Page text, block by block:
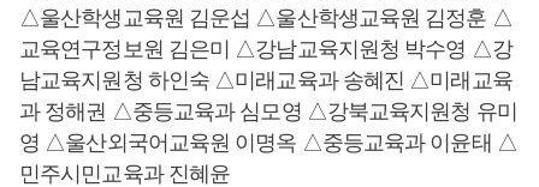
△울산학생교육원 김운섭 △울산학생교육원 김정훈 △
교육연구정보원 김은미 △강남교육지원청 박수영 △강
남교육지원청 하인숙 △미래교육과 송혜진 △미래교육
과 정해권 △중등교육과 심모영 △강북교육지원청 유미
영 △울산외국어교육원 이명옥 △중등교육과 이윤태 △
민주시민교육과 진혜윤